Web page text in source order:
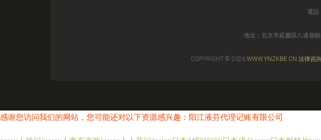
電話
地址：北京市延慶區八達嶺
COPYRIGHT © 2026 WWW.YNZKBE.CN 法律咨
感谢您访问我们的网站，您可能还对以下资源感兴趣：阳江液芬代理记账有限公司